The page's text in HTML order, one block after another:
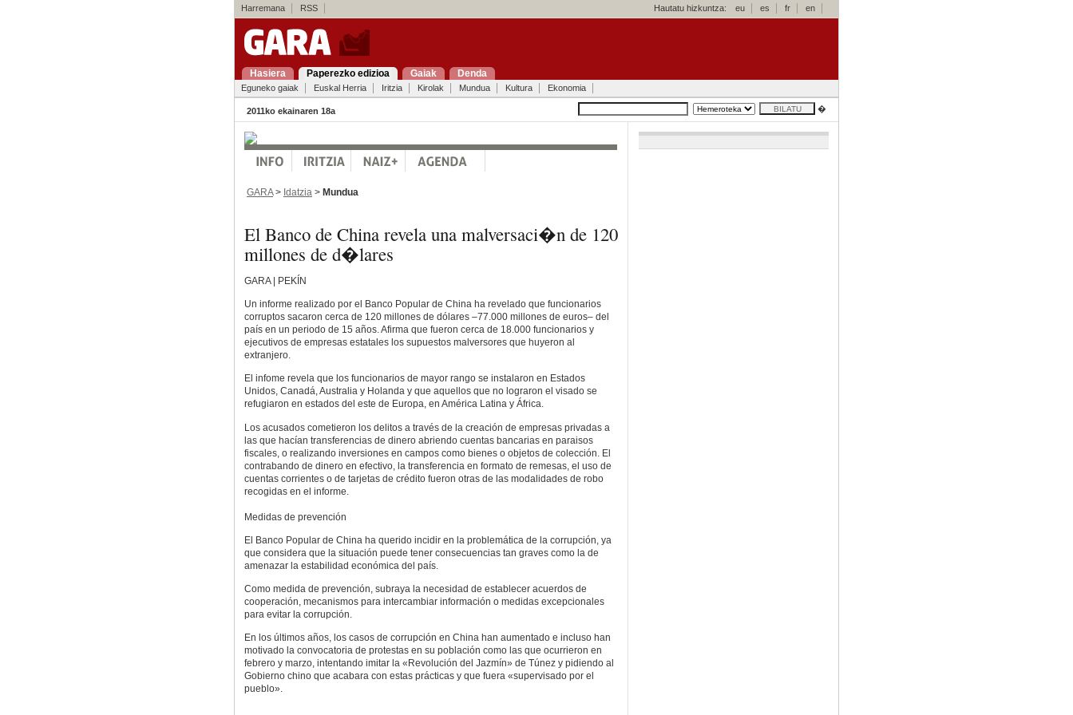
Harremana RSS Hautatu hizkuntza: eu es fr en
Hasiera Paperezko edizioa Gaiak Denda
Eguneko gaiak Euskal Herria Iritzia Kirolak Mundua Kultura Ekonomia
2011ko ekainaren 18a �
GARA> Idatzia > Mundua
El Banco de China revela una malversaci�n de 120
millones de d�lares
GARA | PEKÍN
Un informe realizado por el Banco Popular de China ha revelado que funcionarios
corruptos sacaron cerca de 120 millones de dólares –77.000 millones de euros– del
país en un periodo de 15 años. Afirma que fueron cerca de 18.000 funcionarios y
ejecutivos de empresas estatales los supuestos malversores que huyeron al
extranjero.
El infome revela que los funcionarios de mayor rango se instalaron en Estados
Unidos, Canadá, Australia y Holanda y que aquellos que no lograron el visado se
refugiaron en estados del este de Europa, en América Latina y África.
Los acusados cometieron los delitos a través de la creación de empresas privadas a
las que hacían transferencias de dinero abriendo cuentas bancarias en paraisos
fiscales, o realizando inversiones en campos como bienes o objetos de colección. El
contrabando de dinero en efectivo, la transferencia en formato de remesas, el uso de
cuentas corrientes o de tarjetas de crédito fueron otras de las modalidades de robo
recogidas en el informe.
Medidas de prevención
El Banco Popular de China ha querido incidir en la problemática de la corrupción, ya
que considera que la situación puede tener consecuencias tan graves como la de
amenazar la estabilidad económica del país.
Como medida de prevención, subraya la necesidad de establecer acuerdos de
cooperación, mecanismos para intercambiar información o medidas excepcionales
para evitar la corrupción.
En los últimos años, los casos de corrupción en China han aumentado e incluso han
motivado la convocatoria de protestas en su población como las que ocurrieron en
febrero y marzo, intentando imitar la «Revolución del Jazmín» de Túnez y pidiendo al
Gobierno chino que acabara con estas prácticas y que fuera «supervisado por el
pueblo».